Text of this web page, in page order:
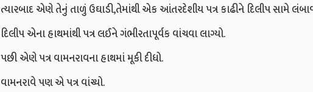
ત્યારબાદ એણે તેનું તાળું ઉઘાડી,તેમાંથી એક આંતરદેશીય પત્ર કાઢીને દિલીપ સામે
દિલીપ એના હાથમાંથી પત્ર લઈને ગંભીરતાપૂર્વક વાંચવા લાગ્યો.
પછી એણે પત્ર વામનરાવના હાથમાં મૂકી દીધો.
વામનરાવે પણ એ પત્ર વાંચ્યો.